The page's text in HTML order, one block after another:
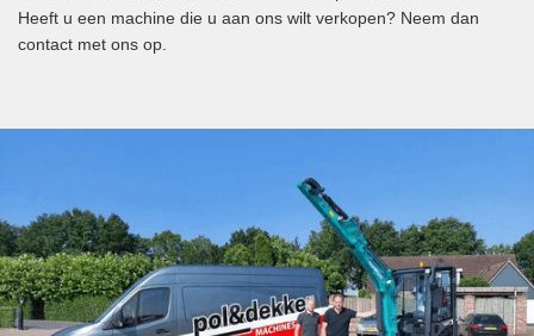
Heeft u een machine die u aan ons wilt verkopen? Neem dan
contact met ons op.